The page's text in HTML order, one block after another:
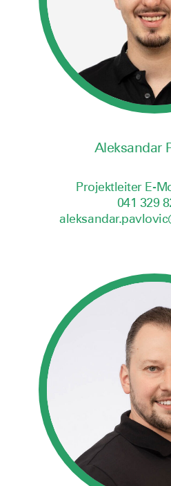
Aleksandar
Projektleiter E-
041 329